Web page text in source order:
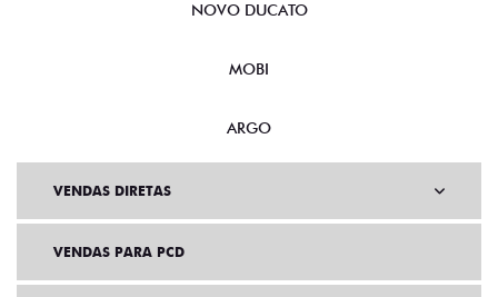
NOVO DUCATO
MOBI
ARGO
VENDAS DIRETAS
VENDAS PARA PCD